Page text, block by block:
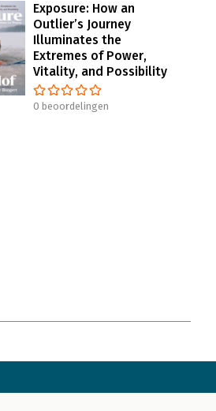
Exposure: How an
Outlier’s Journey
Illuminates the
Extremes of Power,
Vitality, and Possibility
0 beoordelingen